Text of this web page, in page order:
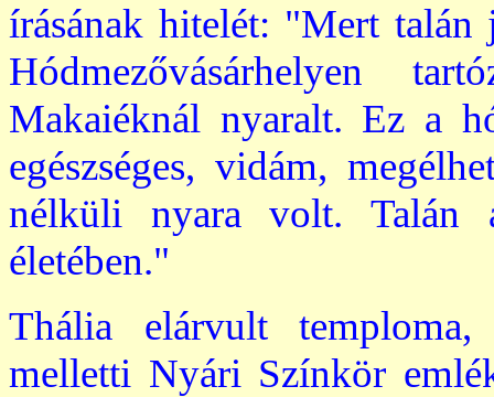
írásának hitelét: "Mert talán
Hódmezővásárhelyen
Makaiéknál nyaralt. Ez a
egészséges, vidám,
nélküli nyara volt. Talán
életében."
Thália elárvult
melletti Nyári Színkör